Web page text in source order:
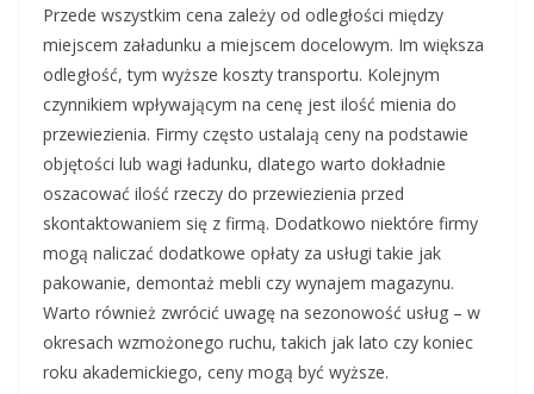
Przede wszystkim cena zależy od odległości między
miejscem załadunku a miejscem docelowym. Im większa
odległość, tym wyższe koszty transportu. Kolejnym
czynnikiem wpływającym na cenę jest ilość mienia do
przewiezienia. Firmy często ustalają ceny na podstawie
objętości lub wagi ładunku, dlatego warto dokładnie
oszacować ilość rzeczy do przewiezienia przed
skontaktowaniem się z firmą. Dodatkowo niektóre firmy
mogą naliczać dodatkowe opłaty za usługi takie jak
pakowanie, demontaż mebli czy wynajem magazynu.
Warto również zwrócić uwagę na sezonowość usług – w
okresach wzmożonego ruchu, takich jak lato czy koniec
roku akademickiego, ceny mogą być wyższe.